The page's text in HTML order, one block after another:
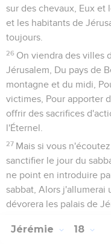
sur des chevaux, Eux et
et les habitants de
toujours.
26 On viendra des villes
Jérusalem, Du pays de
montagne et du midi,
victimes, Pour apporter
offrir des sacrifices
l'Éternel.
27 Mais si vous
sanctifier le jour du
ne point en introduire
sabbat, Alors j'allumerai
dévorera les palais de
Jérémie 18